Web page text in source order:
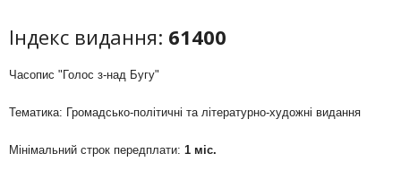
Індекс видання: 61400
Часопис "Голос з-над Бугу"
Тематика: Громадсько-політичні та літературно-художні видання
Мінімальний строк передплати: 1 міс.